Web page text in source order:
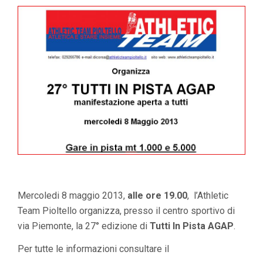
Mercoledi 8 maggio 2013, alle ore 19.00, l’Athletic
Team Pioltello organizza, presso il centro sportivo di
via Piemonte, la 27° edizione di Tutti In Pista AGAP.
Per tutte le informazioni consultare il